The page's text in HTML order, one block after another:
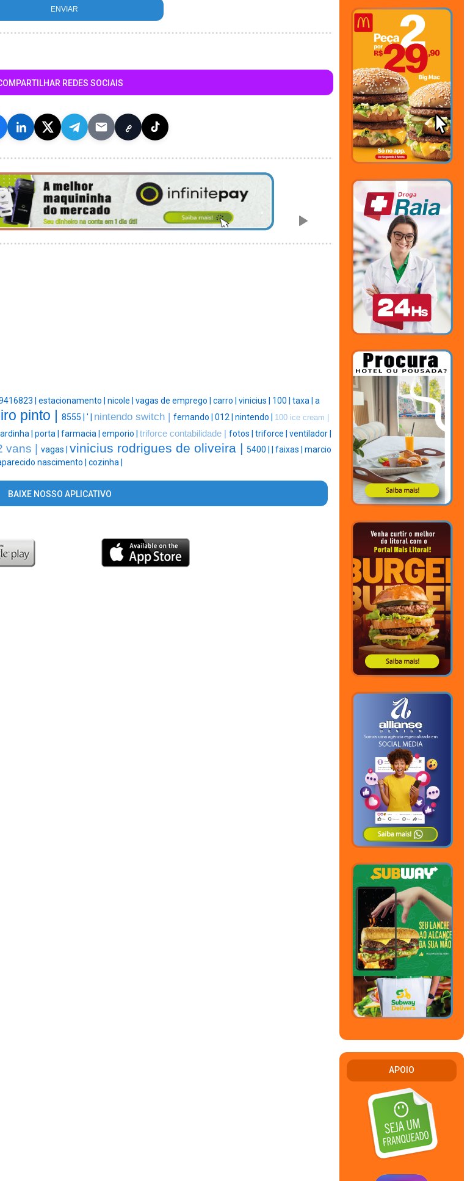
REDES SOCIAIS
| estacionamento | nicole | vagas de emprego | carro | vinicius | 100 | taxa | a
pinto | 8555 | ' | nintendo switch | fernando | 012 | nintendo | 100 ice cream |
| porta | farmacia | emporio | triforce contabilidade | fotos | triforce | ventilador |
vans | vagas | vinicius rodrigues de oliveira | 5400 | faixas | marcio
nascimento | cozinha |
BAIXE NOSSO APLICATIVO
APOIO